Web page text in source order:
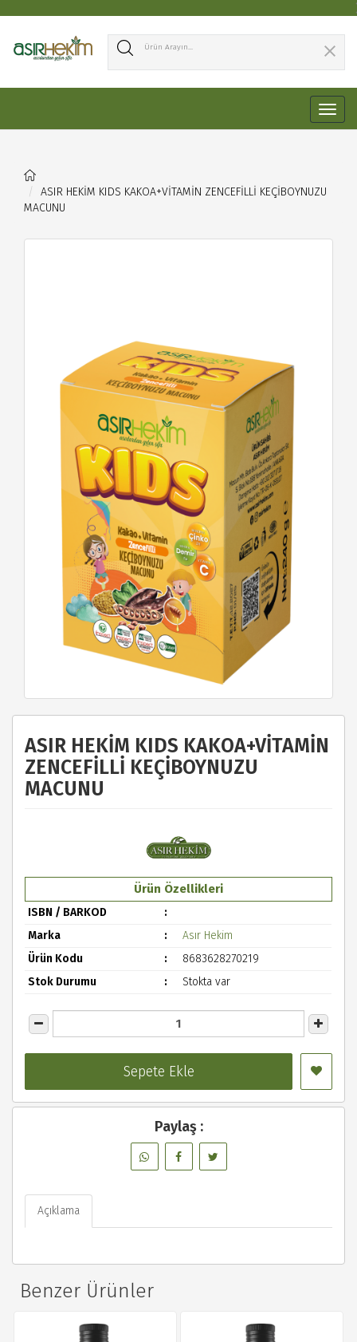
ASIR HEKİM KIDS KAKOA+VİTAMİN ZENCEFİLLİ KEÇİBOYNUZU
MACUNU
ASIR HEKİM KIDS KAKOA+VİTAMİN
ZENCEFİLLİ KEÇİBOYNUZU
MACUNU
Ürün Özellikleri
ISBN / BARKOD
Marka
Asır Hekim
Ürün Kodu
8683628270219
Stok Durumu
Stokta var
Sepete Ekle
Paylaş :
Açıklama
Benzer Ürünler